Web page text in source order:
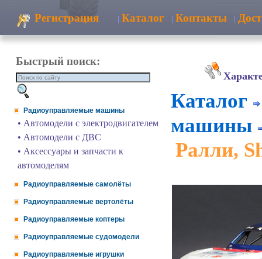
Регистрация | Каталог | Контакты |
Быстрый поиск:
Радиоуправляемые машины
• Автомодели с электродвигателем
• Автомодели с ДВС
• Аксессуары и запчасти к
автомоделям
Радиоуправляемые самолёты
Радиоуправляемые вертолёты
Радиоуправляемые коптеры
Радиоуправляемые судомодели
Радиоуправляемые игрушки
Каталог
машины
Ралли,